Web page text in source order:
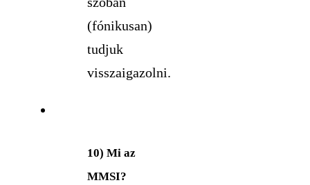
(fónikusan)
tudjuk
visszaigazolni.
10) Mi az
MMSI?